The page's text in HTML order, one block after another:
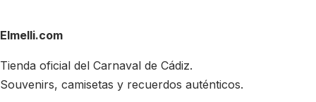
Elmelli.com
Tienda oficial del Carnaval de Cádiz.
Souvenirs, camisetas y recuerdos auténticos.